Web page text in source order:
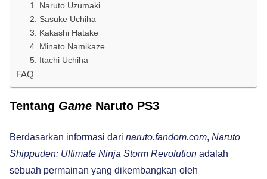
1. Naruto Uzumaki
2. Sasuke Uchiha
3. Kakashi Hatake
4. Minato Namikaze
5. Itachi Uchiha
FAQ
Tentang Game Naruto PS3
Berdasarkan informasi dari naruto.fandom.com, Naruto
Shippuden: Ultimate Ninja Storm Revolution adalah
sebuah permainan yang dikembangkan oleh